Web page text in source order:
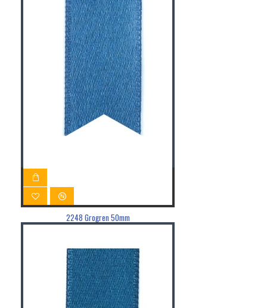
2248 Grogren 50mm